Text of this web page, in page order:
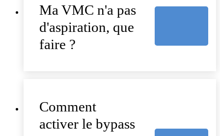
Ma VMC n'a pas
d'aspiration, que
faire ?
Comment
activer le bypass